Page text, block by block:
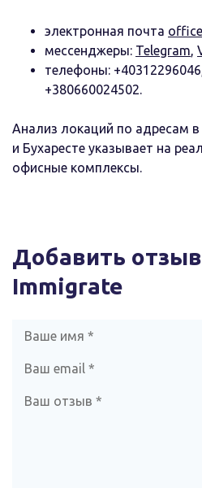
электронная почта
мессенджеры: Telegram
телефоны:
+380660024502.
Анализ локаций по адресам
и Бухаресте указывает на
офисные комплексы.
Добавить
Immigrate